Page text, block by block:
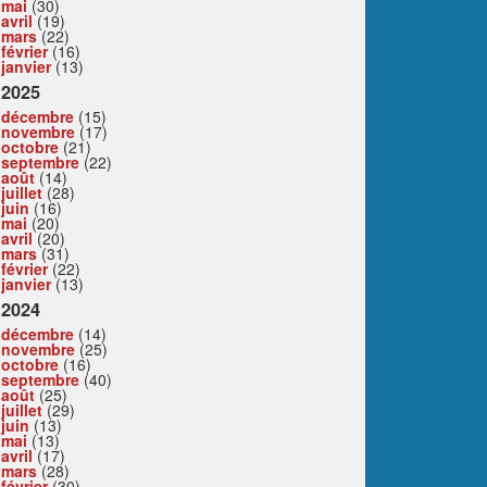
mai (30)
avril(19)
mars(22)
février(16)
janvier(13)
2025
décembre (15)
novembre (17)
octobre (21)
septembre (22)
août (14)
juillet(28)
juin (16)
mai (20)
avril(20)
mars(31)
février(22)
janvier(13)
2024
décembre (14)
novembre (25)
octobre (16)
septembre (40)
août (25)
juillet(29)
juin (13)
mai (13)
avril(17)
mars(28)